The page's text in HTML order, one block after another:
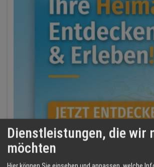
Dienstleistungen, die wir
möchten